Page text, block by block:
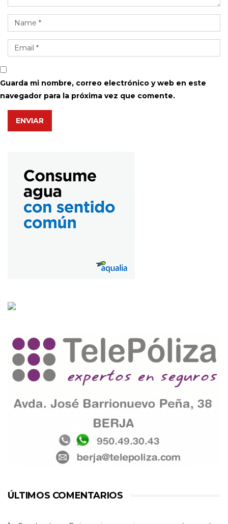
Guarda mi nombre, correo electrónico y web en este
navegador para la próxima vez que comente.
ENVIAR
ÚLTIMOS COMENTARIOS